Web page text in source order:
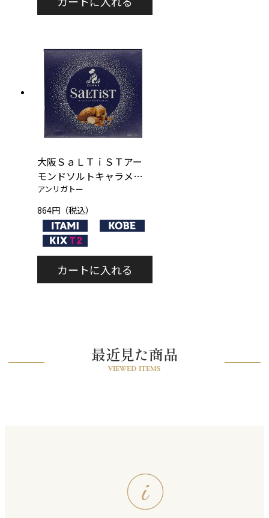
大阪ＳａＬＴｉＳＴアー
モンドソルトキャラメル
サブレ 小
アンリガトー
864円（税込）
最近見た商品
VIEWED ITEMS